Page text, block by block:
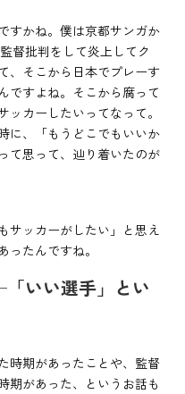
すかね。僕は京都サンガか
督批判をして炎上してク
、そこから日本でプレーす
ですよね。そこから腐って
カーしたいってなって。
に、「もうどこでもいいか
て思って、辿り着いたのが
サッカーがしたい」と思え
たんですね。
いい選手」とい
時期があったことや、監督
期があった、というお話も